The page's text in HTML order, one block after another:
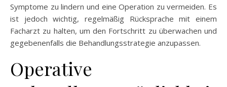
Symptome zu lindern und eine Operation zu vermeiden. Es
ist jedoch wichtig, regelmäßig Rücksprache mit einem
Facharzt zu halten, um den Fortschritt zu überwachen und
gegebenenfalls die Behandlungsstrategie anzupassen.
Operative